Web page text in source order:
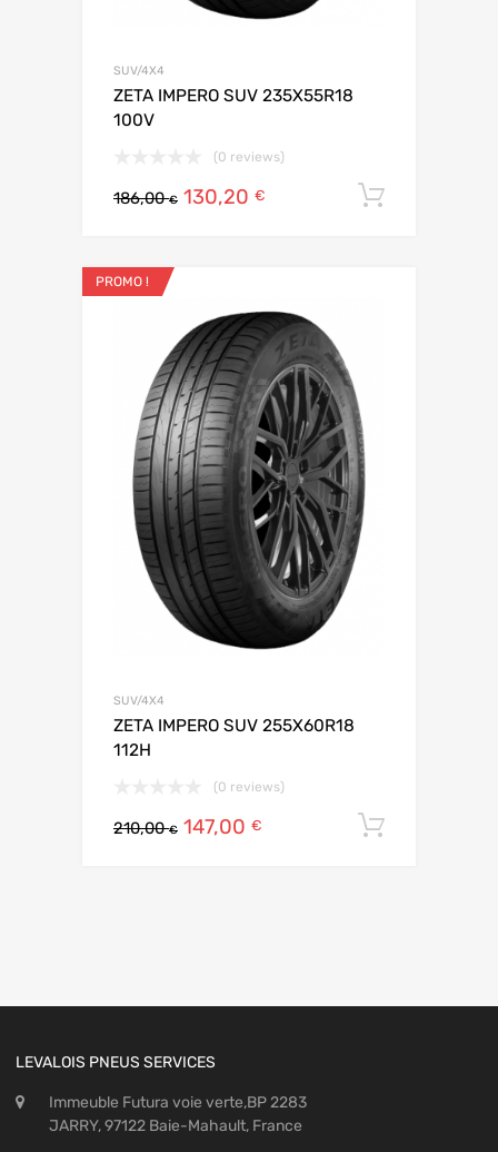
SUV/4X4
ZETA IMPERO SUV 235X55R18
100V
(0 reviews)
186,00€ 130,20 €
PROMO !
SUV/4X4
ZETA IMPERO SUV 255X60R18
112H
(0 reviews)
210,00€ 147,00 €
LEVALOIS PNEUS SERVICES
Immeuble Futura voie verte,BP 2283
JARRY, 97122 Baie-Mahault, France